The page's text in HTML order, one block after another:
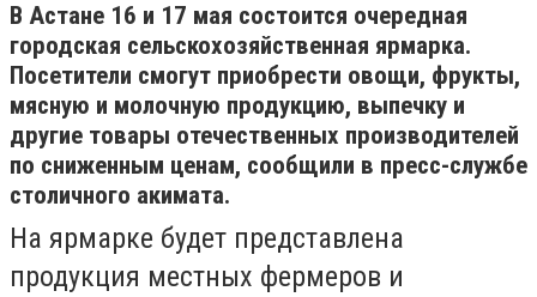
В Астане 16 и 17 мая состоится очередная
городская сельскохозяйственная ярмарка.
Посетители смогут приобрести овощи, фрукты,
мясную и молочную продукцию, выпечку и
другие товары отечественных производителей
по сниженным ценам, сообщили в пресс-службе
столичного акимата.
На ярмарке будет представлена
продукция местных фермеров и